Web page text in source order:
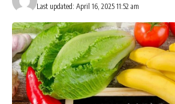
Last updated: April 16, 2025 11:52 am